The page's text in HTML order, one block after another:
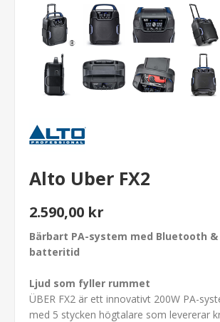
Alto Uber FX2
2.590,00 kr
Bärbart PA-system med Bluetooth
batteritid
Ljud som fyller rummet
ÜBER FX2 är ett innovativt 200W PA-
med 5 stycken högtalare som levererar